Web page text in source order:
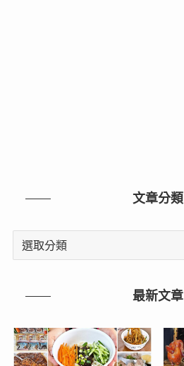
文章分類
文
最新文章